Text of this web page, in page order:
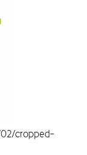
cropped-